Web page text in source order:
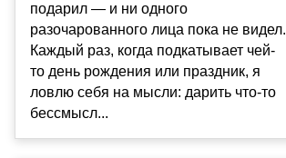
подарил — и ни одного
разочарованного лица пока не видел.
Каждый раз, когда подкатывает чей-
то день рождения или праздник, я
ловлю себя на мысли: дарить что-то
бессмысл...